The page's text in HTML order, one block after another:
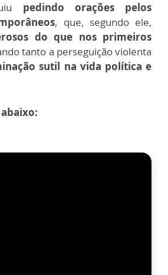
pedindo orações pelos
, que, segundo ele,
do que nos primeiros
tanto a perseguição violenta
sutil na vida política e